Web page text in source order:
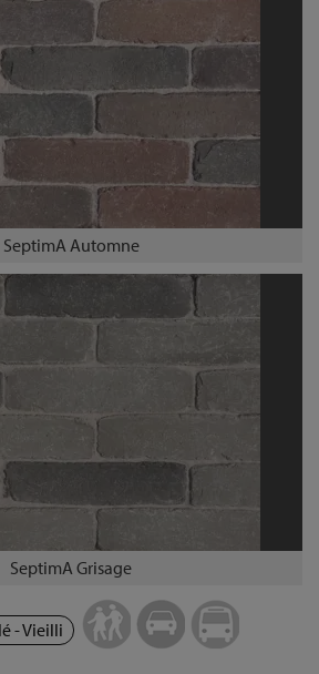
SeptimA Automne
SeptimA Grisage
- Vieilli